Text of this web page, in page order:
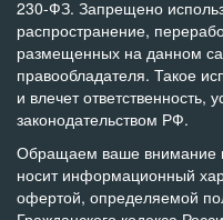
230-ФЗ. Запрещено
распространение,
размещенных на данном
правообладателя. Такое
и влечет
законодательством РФ.
Обращаем ваше внимание
носит информационный
офертой, определяемой